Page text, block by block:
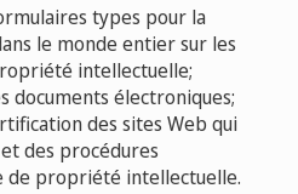
types pour la
le monde entier sur les
intellectuelle;
documents électroniques;
des sites Web qui
des procédures
propriété intellectuelle.